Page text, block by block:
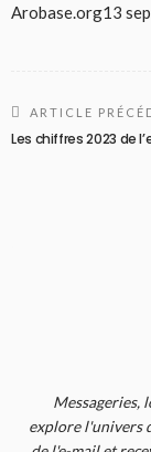
Arobase.org13
ARTICLE
Les chiffres 2023 de
Messageries,
explore l'univers